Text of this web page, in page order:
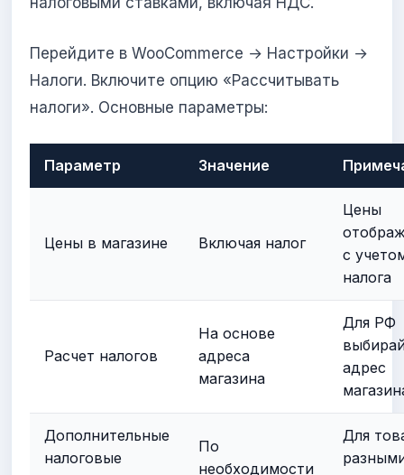
Перейдите в WooCommerce → Настройки →
Налоги. Включите опцию «Рассчитывать
налоги». Основные параметры:
Параметр Значение
Цены в магазине Включая налог
Цены
с
налога
Расчет налогов
На основе
адреса
магазина
Для РФ
адрес
Дополнительные
налоговые
По
необходимости
Для